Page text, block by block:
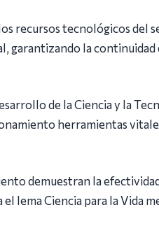
recursos tecnológicos del
garantizando la continuidad
de la Ciencia y la
herramientas
demuestran la
lema Ciencia para la Vida